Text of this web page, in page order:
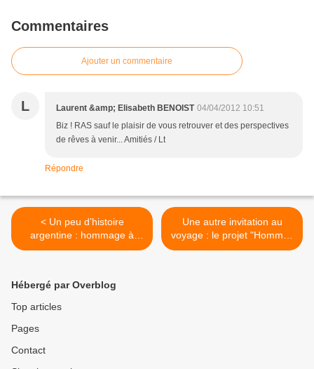
Commentaires
Ajouter un commentaire
L Laurent &amp; Elisabeth BENOIST 04/04/2012 10:51
Biz ! RAS sauf le plaisir de vous retrouver et des perspectives
de rêves à venir... Amitiés / Lt
Répondre
< Un peu d’histoire
argentine : hommage à
quelques ancêtres
Une autre invitation au
voyage : le projet "Hommes
d'équipage" >
Hébergé par Overblog
Top articles
Pages
Contact